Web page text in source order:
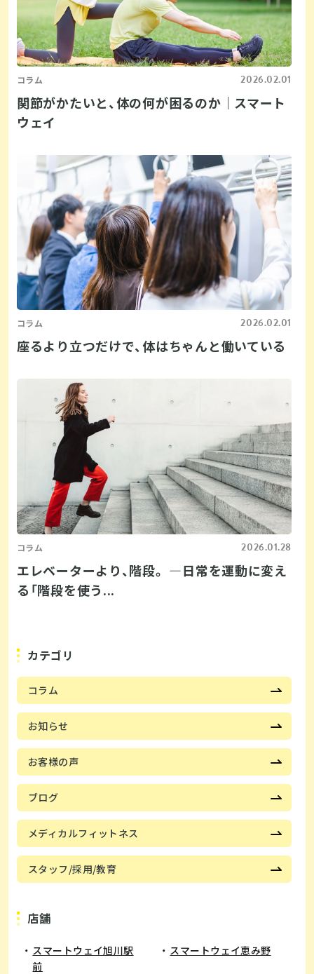
コラム 2026.02.01
関節がかたいと、体の何が困るのか｜スマート
ウェイ
コラム 2026.02.01
座るより立つだけで、体はちゃんと働いている
コラム 2026.01.28
エレベーターより、階段。 ―日常を運動に変え
る「階段を使う...
カテゴリ
コラム
お知らせ
お客様の声
ブログ
メディカルフィットネス
スタッフ/採用/教育
店舗
スマートウェイ旭川駅
前
スマートウェイ恵み野